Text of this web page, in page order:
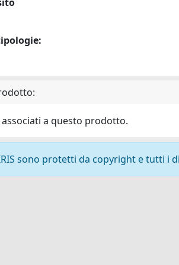
a questo prodotto.
sono protetti da copyright e tutti i